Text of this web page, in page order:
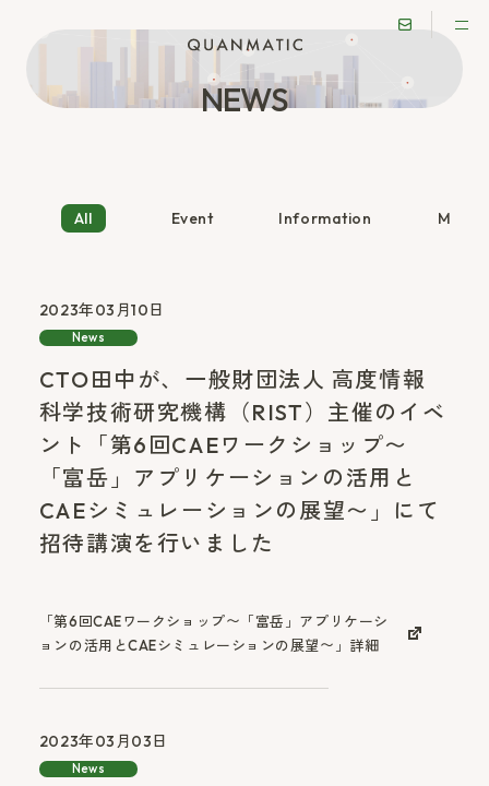
NEWS
All Event Information
2023年03月10日
News
CTO田中が、一般財団法人 高度情報
科学技術研究機構（RIST）主催のイベ
ント「第6回CAEワークショップ〜
「富岳」アプリケーションの活用と
CAEシミュレーションの展望〜」にて
招待講演を行いました
「第6回CAEワークショップ〜「富岳」アプリケーシ
ョンの活用とCAEシミュレーションの展望〜」詳細
2023年03月03日
News